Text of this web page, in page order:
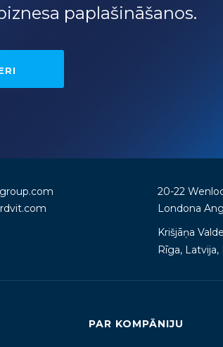
paplašināšanos.
20-22
Londona
Krišjāņa
Rīga, Latvija,
PAR KOMPĀNIJU